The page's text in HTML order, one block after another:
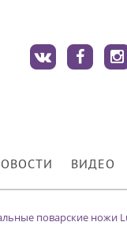
ВИДЕО
поварские ножи